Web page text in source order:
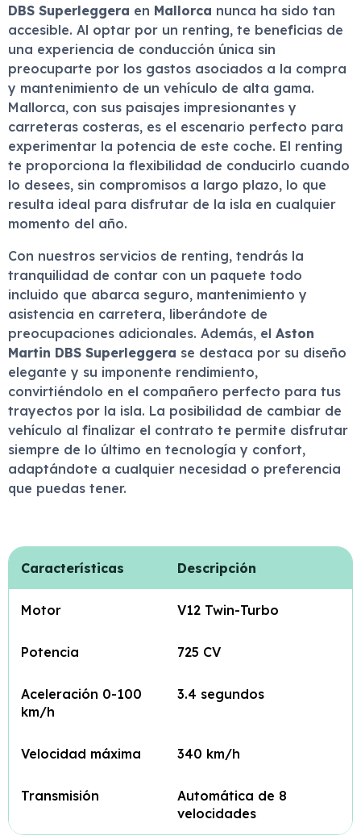
DBS Superleggera en Mallorca nunca ha sido tan
accesible. Al optar por un renting, te beneficias de
una experiencia de conducción única sin
preocuparte por los gastos asociados a la compra
y mantenimiento de un vehículo de alta gama.
Mallorca, con sus paisajes impresionantes y
carreteras costeras, es el escenario perfecto para
experimentar la potencia de este coche. El renting
te proporciona la flexibilidad de conducirlo cuando
lo desees, sin compromisos a largo plazo, lo que
resulta ideal para disfrutar de la isla en cualquier
momento del año.
Con nuestros servicios de renting, tendrás la
tranquilidad de contar con un paquete todo
incluido que abarca seguro, mantenimiento y
asistencia en carretera, liberándote de
preocupaciones adicionales. Además, el Aston
Martin DBS Superleggera se destaca por su diseño
elegante y su imponente rendimiento,
convirtiéndolo en el compañero perfecto para tus
trayectos por la isla. La posibilidad de cambiar de
vehículo al finalizar el contrato te permite disfrutar
siempre de lo último en tecnología y confort,
adaptándote a cualquier necesidad o preferencia
que puedas tener.
Características Descripción
Motor V12 Twin-Turbo
Potencia 725 CV
Aceleración 0-100
km/h
3.4 segundos
Velocidad máxima 340 km/h
Transmisión
Automática de 8
velocidades